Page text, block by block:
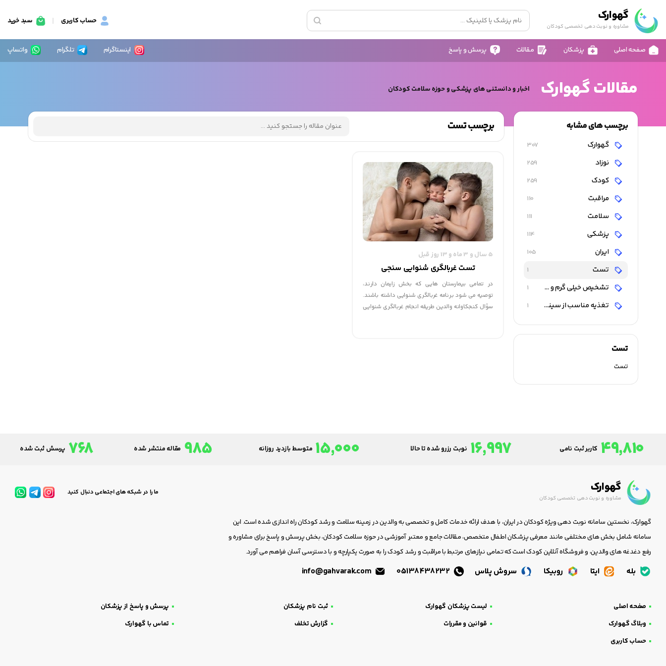
گهوارک
مشاوره و نوبت دهی تخصصی کودکان
حساب کاربری سبد خرید
صفحه اصلی پزشکان مقالات پرسش و پاسخ اینستاگرام تلگرام واتساپ
مقالات گهوارک اخبار و دانستنی های پزشکی و حوزه سلامت کودکان
برچسب های مشابه
گهوارک 307
نوزاد 259
کودک 259
مراقبت 110
سلامت 111
پزشکی 114
ایران 105
تست 1
تشخیص خیلی گرم و خیلی سرد بودن بدن نوزاد 1
تغذیه مناسب از سینه مادر 1
تست
تست
برچسب تست
5 سال و 3 ماه و 13 روز قبل
تست غربالگری شنوایی‌ سنجی
در تمامی بیمارستان هایی که بخش زایمان دارند،
توصیه می شود برنامه غربالگری شنوایی داشته باشند.
سؤال کنجکاوانه والدین طریقه انجام غربالگری شنوایی
49,810 کاربر ثبت نامی 16,997 نوبت رزرو شده تا حالا 15,000 متوسط بازدید روزانه 985 مقاله منتشر شده 768 پرسش ثبت شده
گهوارک
مشاوره و نوبت دهی تخصصی کودکان
ما را در شبکه های اجتماعی دنبال کنید
گهوارک، نخستین سامانه نوبت دهی ویژه کودکان در ایران، با هدف ارائه خدمات کامل و تخصصی به والدین در زمینه سلامت و رشد کودکان راه اندازی شده است. این
سامانه شامل بخش های مختلفی مانند معرفی پزشکان اطفال متخصص، مقالات جامع و معتبر آموزشی در حوزه سلامت کودکان، بخش پرسش و پاسخ برای مشاوره و
رفع دغدغه های والدین، و فروشگاه آنلاین کودک است که تمامی نیازهای مرتبط با مراقبت و رشد کودک را به صورت یکپارچه و با دسترسی آسان فراهم می آورد.
بله ایتا روبیکا سروش پلاس
صفحه اصلی لیست پزشکان گهوارک ثبت نام پزشکان
پرسش و پاسخ از پزشکان
وبلاگ گهوارک
قوانین و مقررات گزارش تخلف
تماس با گهوارک
حساب کاربری